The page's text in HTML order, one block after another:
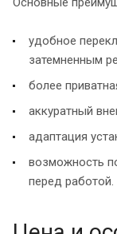
удобное
затемненным
более
аккуратный
адаптация
возможность
перед работой.